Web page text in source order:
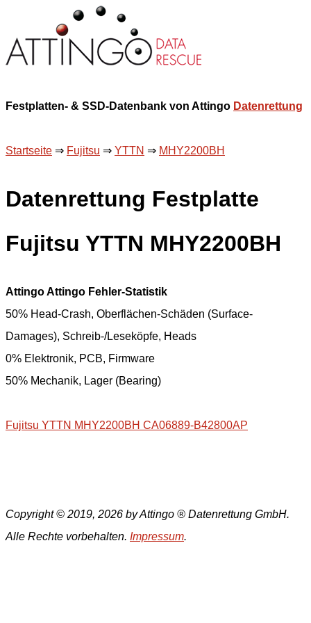
Festplatten- & SSD-Datenbank von Attingo Datenrettung
Startseite ⇒ Fujitsu ⇒ YTTN ⇒ MHY2200BH
Datenrettung Festplatte
Fujitsu YTTN MHY2200BH
Attingo Attingo Fehler-Statistik
50% Head-Crash, Oberflächen-Schäden (Surface-
Damages), Schreib-/Leseköpfe, Heads
0% Elektronik, PCB, Firmware
50% Mechanik, Lager (Bearing)
Fujitsu YTTN MHY2200BH CA06889-B42800AP
Copyright © 2019, 2026 by Attingo ® Datenrettung GmbH.
Alle Rechte vorbehalten. Impressum.